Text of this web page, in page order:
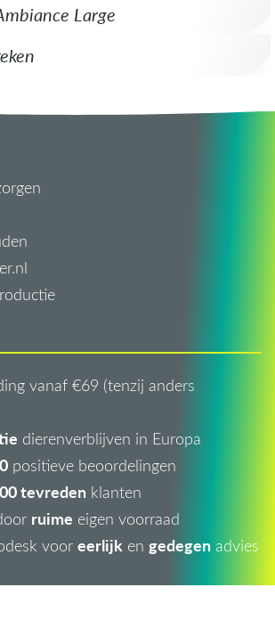
Large
vanaf €69 (tenzij anders
dierenverblijven in Europa
positieve beoordelingen
tevreden klanten
ruime eigen voorraad
voor eerlijk en gedegen advies